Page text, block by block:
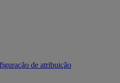
de atribuição